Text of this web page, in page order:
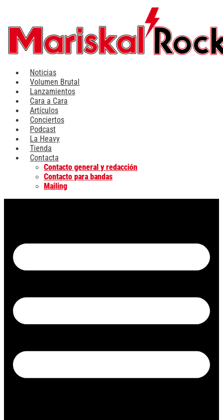
contenido
Noticias
Volumen Brutal
Lanzamientos
Cara a Cara
Artículos
Conciertos
Podcast
La Heavy
Tienda
Contacta
Contacto general y redacción
Contacto para bandas
Mailing